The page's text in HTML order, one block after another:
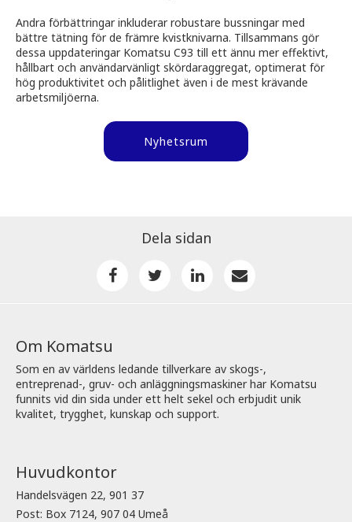
Andra förbättringar inkluderar robustare bussningar med
bättre tätning för de främre kvistknivarna. Tillsammans gör
dessa uppdateringar Komatsu C93 till ett ännu mer effektivt,
hållbart och användarvänligt skördaraggregat, optimerat för
hög produktivitet och pålitlighet även i de mest krävande
arbetsmiljöerna.
Nyhetsrum
Dela sidan
Om Komatsu
Som en av världens ledande tillverkare av skogs-,
entreprenad-, gruv- och anläggningsmaskiner har Komatsu
funnits vid din sida under ett helt sekel och erbjudit unik
kvalitet, trygghet, kunskap och support.
Huvudkontor
Handelsvägen 22, 901 37
Post: Box 7124, 907 04 Umeå